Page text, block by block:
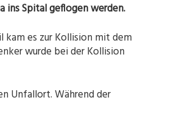
ins Spital geflogen werden.
kam es zur Kollision mit dem
wurde bei der Kollision
Unfallort. Während der